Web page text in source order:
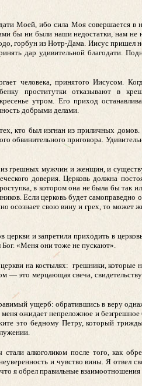
Моей, ибо сила Моя совершается
бы ни были наши недостатки, нам не
горбун из Нотр-Дама. Иисус
дар удивительной благодати.
человека, принятого Иисусом.
проститутки отказывают в
утром. Его приход
добрыми делами.
кто был изгнан из приличных
обвинительного приговора.
грешных мужчин и женщин, и
доверия. Церковь должна
в котором она не была бы так
Если церковь будет
осознает свою вину и грех, то может
и запретили приходить в
«Меня они тоже не пускают».
на костылях: грешники, которые
— это мерцающая свеча,
ущерб: обратившись в веру
ожидает непреложное и
это бедному Петру, который
алкоголиком после того, как
и чувство вины. Я отвел
я обрел правильные